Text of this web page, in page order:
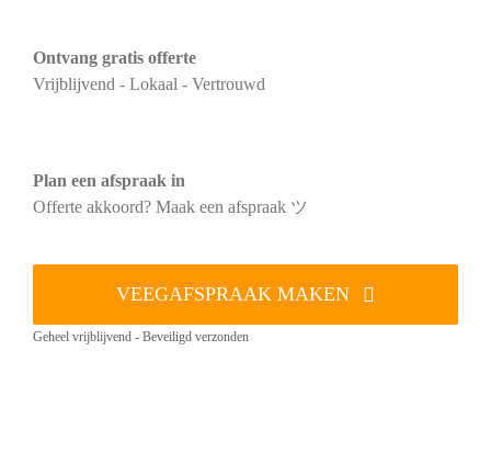
Ontvang gratis offerte
Vrijblijvend - Lokaal - Vertrouwd
Plan een afspraak in
Offerte akkoord? Maak een afspraak ツ
VEEGAFSPRAAK MAKEN
Geheel vrijblijvend - Beveiligd verzonden